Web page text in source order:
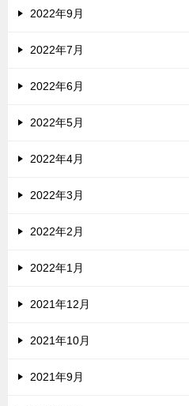
2022年9月
2022年7月
2022年6月
2022年5月
2022年4月
2022年3月
2022年2月
2022年1月
2021年12月
2021年10月
2021年9月